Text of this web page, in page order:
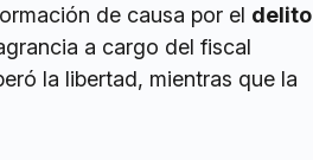
de causa por el delito
a cargo del fiscal
la libertad, mientras que la